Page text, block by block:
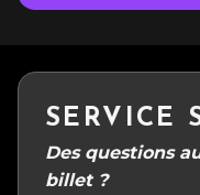
SERVICE
Des questions
billet ?